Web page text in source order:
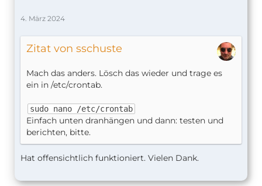
4. März 2024
Zitat von sschuste
Mach das anders. Lösch das wieder und trage es
ein in /etc/crontab.
sudo nano /etc/crontab
Einfach unten dranhängen und dann: testen und
berichten, bitte.
Hat offensichtlich funktioniert. Vielen Dank.